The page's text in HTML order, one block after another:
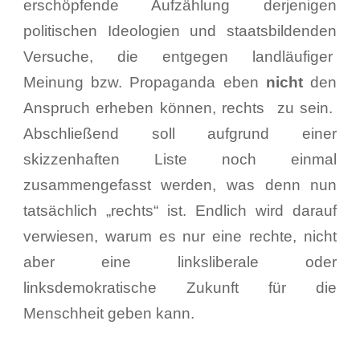
erschöpfende Aufzählung derjenigen
politischen Ideologien und staatsbildenden
Versuche, die entgegen landläufiger
Meinung bzw. Propaganda eben nichtden
Anspruch erheben können, rechts zu sein.
Abschließend soll aufgrund einer
skizzenhaften Liste noch einmal
zusammengefasst werden, was denn nun
tatsächlich „rechts“ ist. Endlich wird darauf
verwiesen, warum es nur eine rechte, nicht
aber eine linksliberale oder
linksdemokratische Zukunft für die
Menschheit geben kann.